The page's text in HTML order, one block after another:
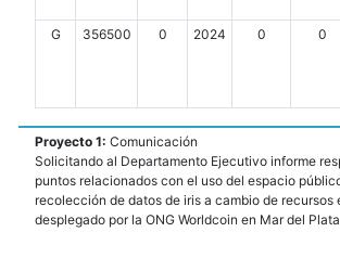
G
356500 0 2024 0 0
Proyecto 1: Comunicación
Solicitando al Departamento Ejecutivo informe
puntos relacionados con el uso del espacio
recolección de datos de iris a cambio de recursos
desplegado por la ONG Worldcoin en Mar del